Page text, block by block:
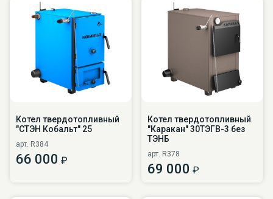
Котел твердотопливный
"СТЭН Кобальт" 25
арт. R384
66 000 ₽
Котел твердотопливный
"Каракан" 30ТЭГВ-3 без
ТЭНБ
арт. R378
69 000 ₽